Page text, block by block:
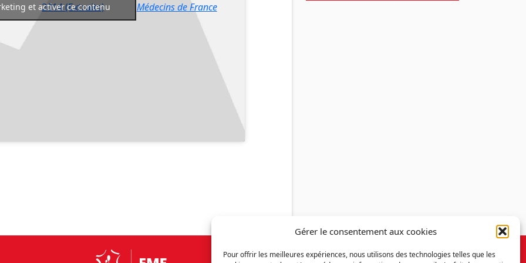
Gérer le consentement aux cookies
Pour offrir les meilleures expériences, nous utilisons des technologies telles que les
2014 (Extraits) Médecins de France
et activer ce contenu